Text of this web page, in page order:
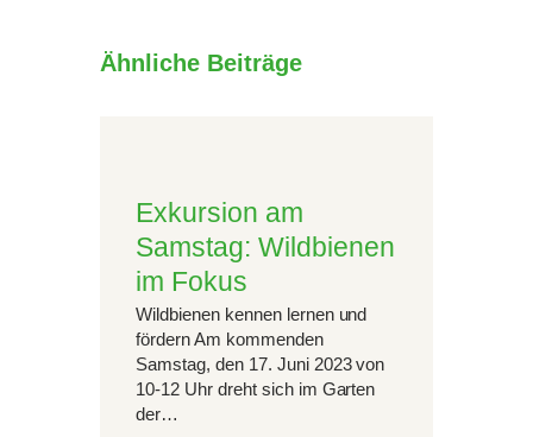
Ähnliche Beiträge
Exkursion am
Samstag: Wildbienen
im Fokus
Wildbienen kennen lernen und
fördern Am kommenden
Samstag, den 17. Juni 2023 von
10-12 Uhr dreht sich im Garten
der…